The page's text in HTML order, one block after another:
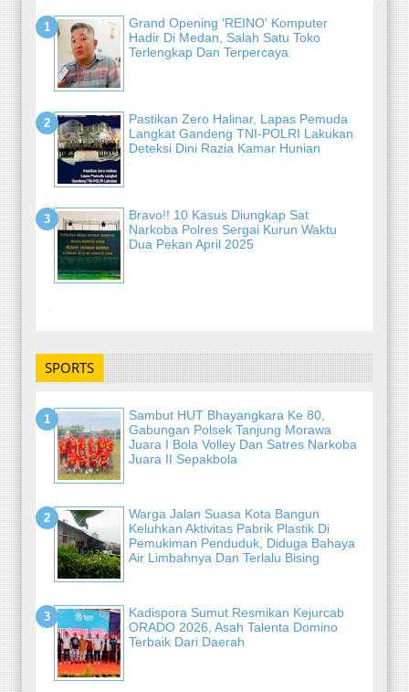
Grand Opening 'REINO' Komputer
Hadir Di Medan, Salah Satu Toko
Terlengkap Dan Terpercaya
Pastikan Zero Halinar, Lapas Pemuda
Langkat Gandeng TNI-POLRI Lakukan
Deteksi Dini Razia Kamar Hunian
Bravo!! 10 Kasus Diungkap Sat
Narkoba Polres Sergai Kurun Waktu
Dua Pekan April 2025
-
SPORTS
Sambut HUT Bhayangkara Ke 80,
Gabungan Polsek Tanjung Morawa
Juara I Bola Volley Dan Satres Narkoba
Juara II Sepakbola
Warga Jalan Suasa Kota Bangun
Keluhkan Aktivitas Pabrik Plastik Di
Pemukiman Penduduk, Diduga Bahaya
Air Limbahnya Dan Terlalu Bising
Kadispora Sumut Resmikan Kejurcab
ORADO 2026, Asah Talenta Domino
Terbaik Dari Daerah